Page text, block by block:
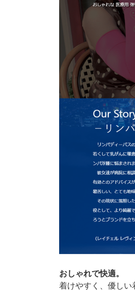
おしゃれで快適。
着けやすく、優しい